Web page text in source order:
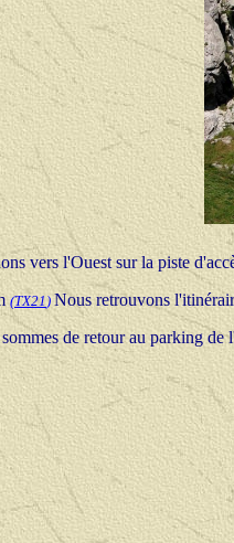
vers l'Ouest sur la piste
(TX21 ) Nous retrouvons
de retour au parking de